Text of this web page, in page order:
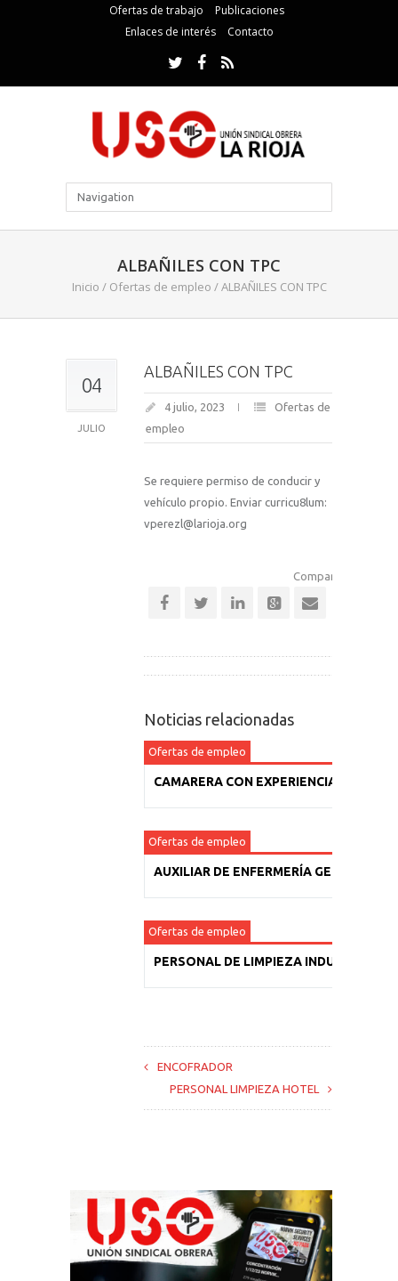
Ofertas de trabajo
Publicaciones
Enlaces de interés
Contacto
ALBAÑILES CON TPC
Inicio / Ofertas de empleo /ALBAÑILES CON TPC
04
JULIO
ALBAÑILES CON TPC
4 julio, 2023
Ofertas de
empleo
Se requiere permiso de conducir y
vehículo propio. Enviar curricu8lum:
vperezl@larioja.org
Comparte esta
Noticias relacionadas
Ofertas de empleo
CAMARERA CON EXPERIENCIA
Ofertas de empleo
AUXILIAR DE ENFERMERÍA GERIÁTRICA
Ofertas de empleo
PERSONAL DE LIMPIEZA INDUSTRIAL
ENCOFRADOR
PERSONAL LIMPIEZA HOTEL